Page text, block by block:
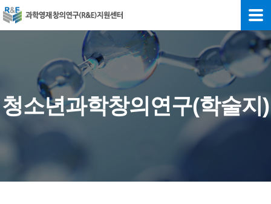
청소년과학창의연구(학술지)